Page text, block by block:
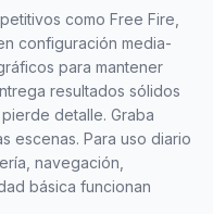
como Free Fire,
configuración media-
para mantener
resultados sólidos
detalle. Graba
escenas. Para uso diario
navegación,
básica funcionan